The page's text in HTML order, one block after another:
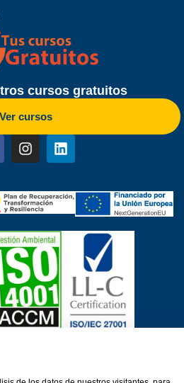
cursos gratuitos
Ver cursos
privacidad